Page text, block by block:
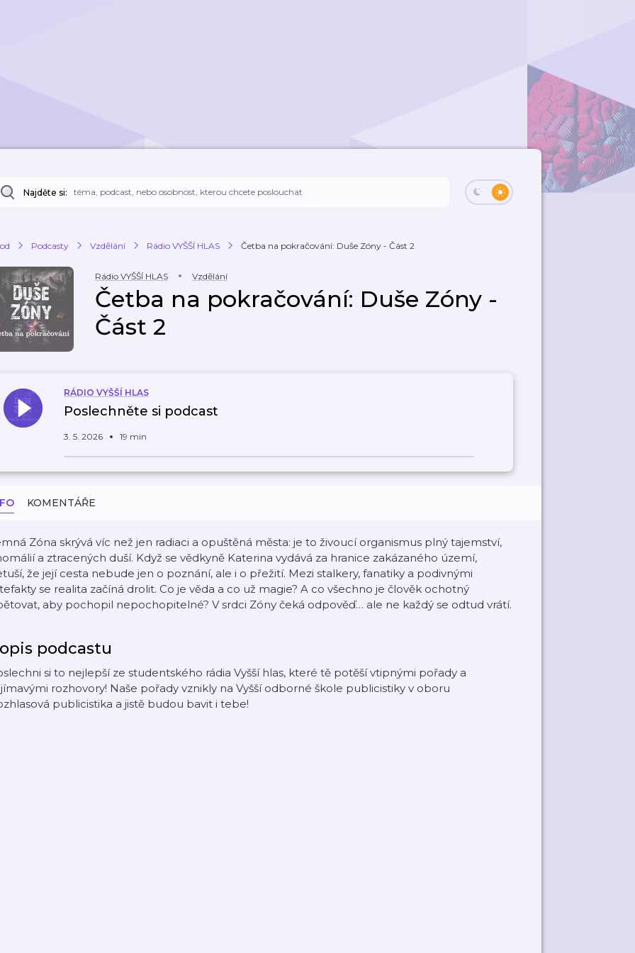
Najděte si:
Podcasty Vzdělání Rádio VYŠŠÍ HLAS Četba na pokračování: Duše Zóny - Část 2
Rádio VYŠŠÍ HLAS Vzdělání
Četba na pokračování: Duše Zóny -
Část 2
RÁDIO VYŠŠÍ HLAS
Poslechněte si podcast
3. 5. 2026 19 min
KOMENTÁŘE
Zóna skrývá víc než jen radiaci a opuštěná města: je to živoucí organismus plný tajemství,
a ztracených duší. Když se vědkyně Katerina vydává za hranice zakázaného území,
že její cesta nebude jen o poznání, ale i o přežití. Mezi stalkery, fanatiky a podivnými
se realita začíná drolit. Co je věda a co už magie? A co všechno je člověk ochotný
aby pochopil nepochopitelné? V srdci Zóny čeká odpověď… ale ne každý se odtud vrátí.
podcastu
si to nejlepší ze studentského rádia Vyšší hlas, které tě potěší vtipnými pořady a
rozhovory! Naše pořady vznikly na Vyšší odborné škole publicistiky v oboru
publicistika a jistě budou bavit i tebe!